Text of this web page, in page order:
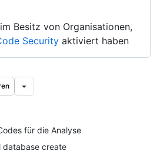
Besitz von Organisationen,
Security aktiviert haben
für die Analyse
database create